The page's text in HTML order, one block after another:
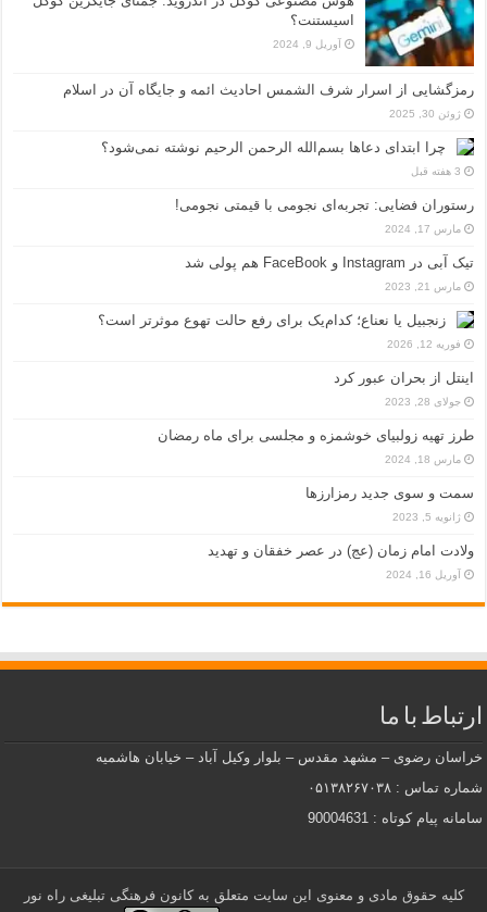
اسیستنت؟
آوریل 9, 2024
رمزگشایی از اسرار شرف الشمس احادیث ائمه و جایگاه آن در اسلام
ژوئن 30, 2025
چرا ابتدای دعاها بسم‌الله الرحمن الرحیم نوشته نمی‌شود؟
3 هفته قبل
رستوران فضایی: تجربه‌ای نجومی با قیمتی نجومی!
مارس 17, 2024
تیک آبی در Instagram و FaceBook هم پولی شد
مارس 21, 2023
زنجبیل یا نعناع؛ کدام‌یک برای رفع حالت تهوع موثرتر است؟
فوریه 12, 2026
اینتل از بحران عبور کرد
جولای 28, 2023
طرز تهیه زولبیای خوشمزه و مجلسی برای ماه رمضان
مارس 18, 2024
سمت و سوی جدید رمزارزها
ژانویه 5, 2023
ولادت امام زمان (عج) در عصر خفقان و تهدید
آوریل 16, 2024
ارتباط با ما
خراسان رضوی – مشهد مقدس – بلوار وکیل آباد – خیابان هاشمیه
شماره تماس : ۰۵۱۳۸۲۶۷۰۳۸
سامانه پیام کوتاه : 90004631
کلیه حقوق مادی و معنوی این سایت متعلق به کانون فرهنگی تبلیغی راه نور